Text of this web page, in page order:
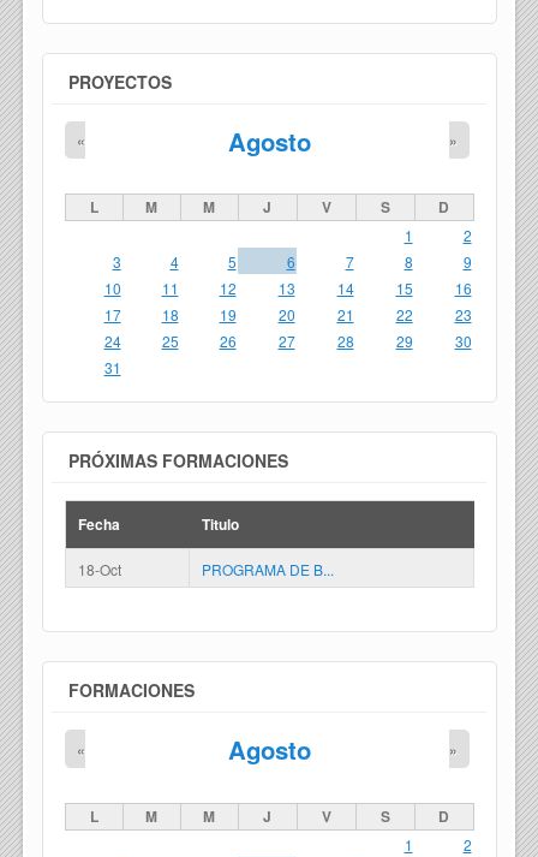
PROYECTOS
Agosto
« »
L M M J V S D
1
2
3
4 5 6 7 8
9
10
11 12 13 14 15
16
17
18 19 20 21 22
23
24
25 26 27 28 29
30
31
PRÓXIMAS FORMACIONES
Fecha Titulo
18-Oct PROGRAMA DE B...
FORMACIONES
Agosto
« »
L M M J V S D
1
2